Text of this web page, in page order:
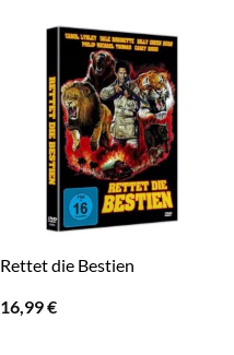
Rettet die Bestien
16,99€